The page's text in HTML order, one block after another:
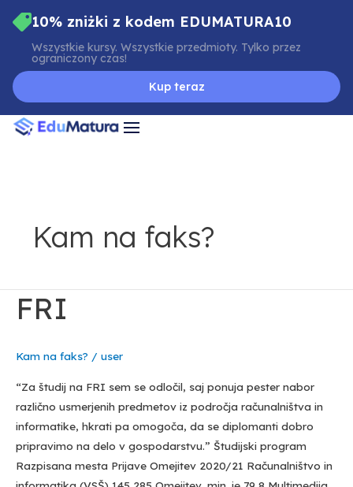
content
10% zniżki z kodem EDUMATURA10
Wszystkie kursy. Wszystkie przedmioty. Tylko przez
ograniczony czas!
Kup teraz
Kam na faks?
FRI
Kam na faks? / user
“Za študij na FRI sem se odločil, saj ponuja pester nabor
različno usmerjenih predmetov iz področja računalništva in
informatike, hkrati pa omogoča, da se diplomanti dobro
pripravimo na delo v gospodarstvu.” Študijski program
Razpisana mesta Prijave Omejitev 2020/21 Računalništvo in
FRI